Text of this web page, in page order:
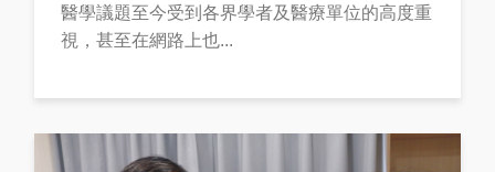
醫學議題至今受到各界學者及醫療單位的高度重
視，甚至在網路上也...